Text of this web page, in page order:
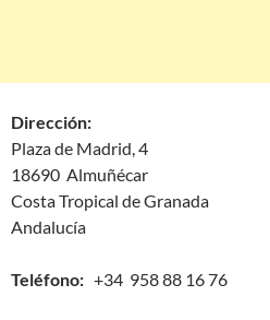
Dirección:
Plaza de Madrid, 4
18690 Almuñécar
Costa Tropical de Granada
Andalucía
Teléfono: +34 958 88 16 76